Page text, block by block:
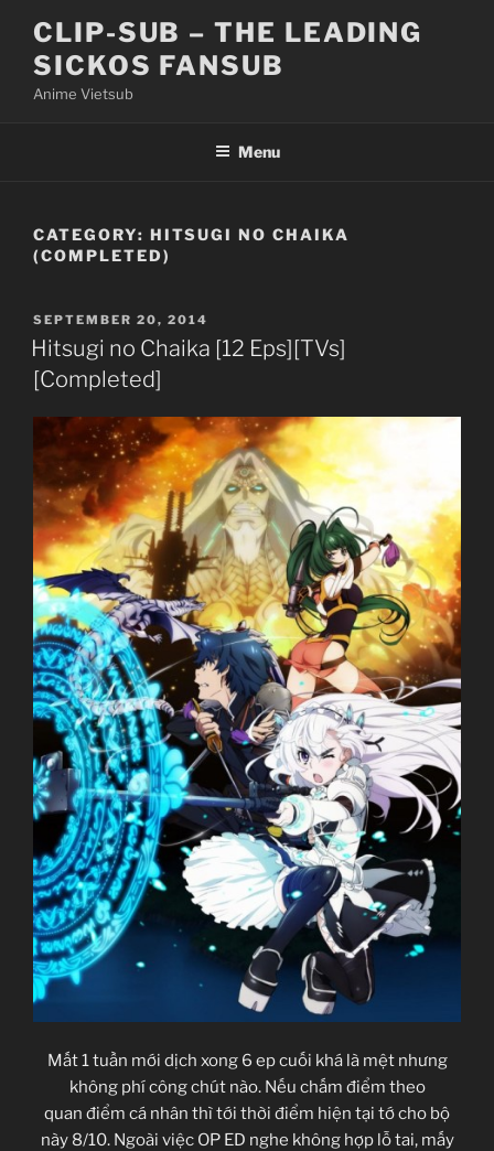
content
CLIP-SUB – THE LEADING
SICKOS FANSUB
Anime Vietsub
Menu
CATEGORY: HITSUGI NO CHAIKA
(COMPLETED)
POSTED
ON
SEPTEMBER 20, 2014
Hitsugi no Chaika [12 Eps][TVs]
[Completed]
Mất 1 tuần mới dịch xong 6 ep cuối khá là mệt nhưng
không phí công chút nào. Nếu chấm điểm theo
quan điểm cá nhân thì tới thời điểm hiện tại tớ cho bộ
này 8/10. Ngoài việc OP ED nghe không hợp lỗ tai, mấy